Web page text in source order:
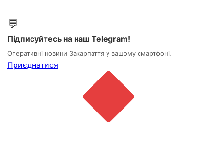
💬
Підписуйтесь на наш Telegram!
Оперативні новини Закарпаття у вашому смартфоні.
Приєднатися